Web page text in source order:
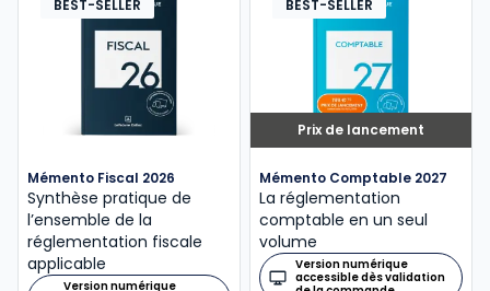
BEST-SELLER
Mémento Fiscal 2026
Synthèse pratique de
l’ensemble de la
réglementation fiscale
applicable
Version numérique
Prix de lancement
BEST-SELLER
Mémento Comptable 2027
La réglementation
comptable en un seul
volume
Version numérique
accessible dès validation